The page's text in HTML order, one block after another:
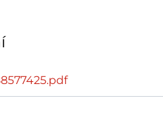
do 7 dnů